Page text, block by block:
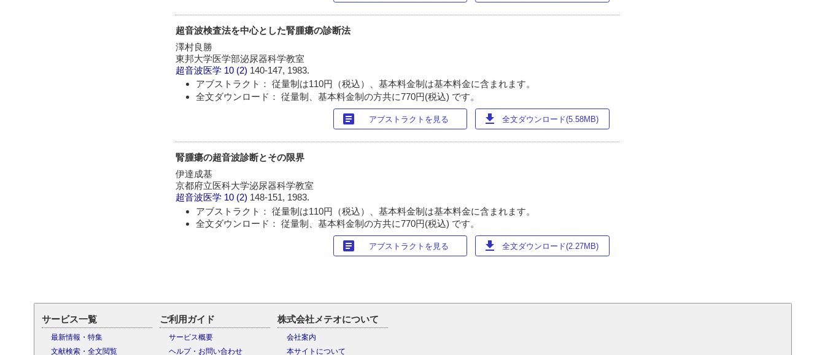
超音波検査法を中心とした腎腫瘍の診断法
澤村良勝
東邦大学医学部泌尿器科学教室
超音波医学 10 (2) 140-147, 1983.
アブストラクト： 従量制は110円（税込）、基本料金制は基本料金に含まれます。
全文ダウンロード： 従量制、基本料金制の方共に770円(税込) です。
article アブストラクトを見る download 全文ダウンロード(5.58MB)
腎腫瘍の超音波診断とその限界
伊達成基
京都府立医科大学泌尿器科学教室
超音波医学 10 (2) 148-151, 1983.
アブストラクト： 従量制は110円（税込）、基本料金制は基本料金に含まれます。
全文ダウンロード： 従量制、基本料金制の方共に770円(税込) です。
article アブストラクトを見る download 全文ダウンロード(2.27MB)
サービス一覧
最新情報・特集
文献検索・全文閲覧
ご利用ガイド
サービス概要
ヘルプ・お問い合わせ
株式会社メテオについて
会社案内
本サイトについて